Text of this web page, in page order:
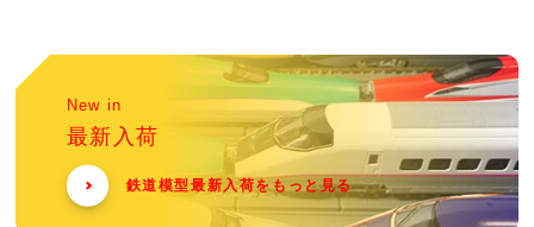
New in
最新入荷
鉄道模型最新入荷をもっと見る